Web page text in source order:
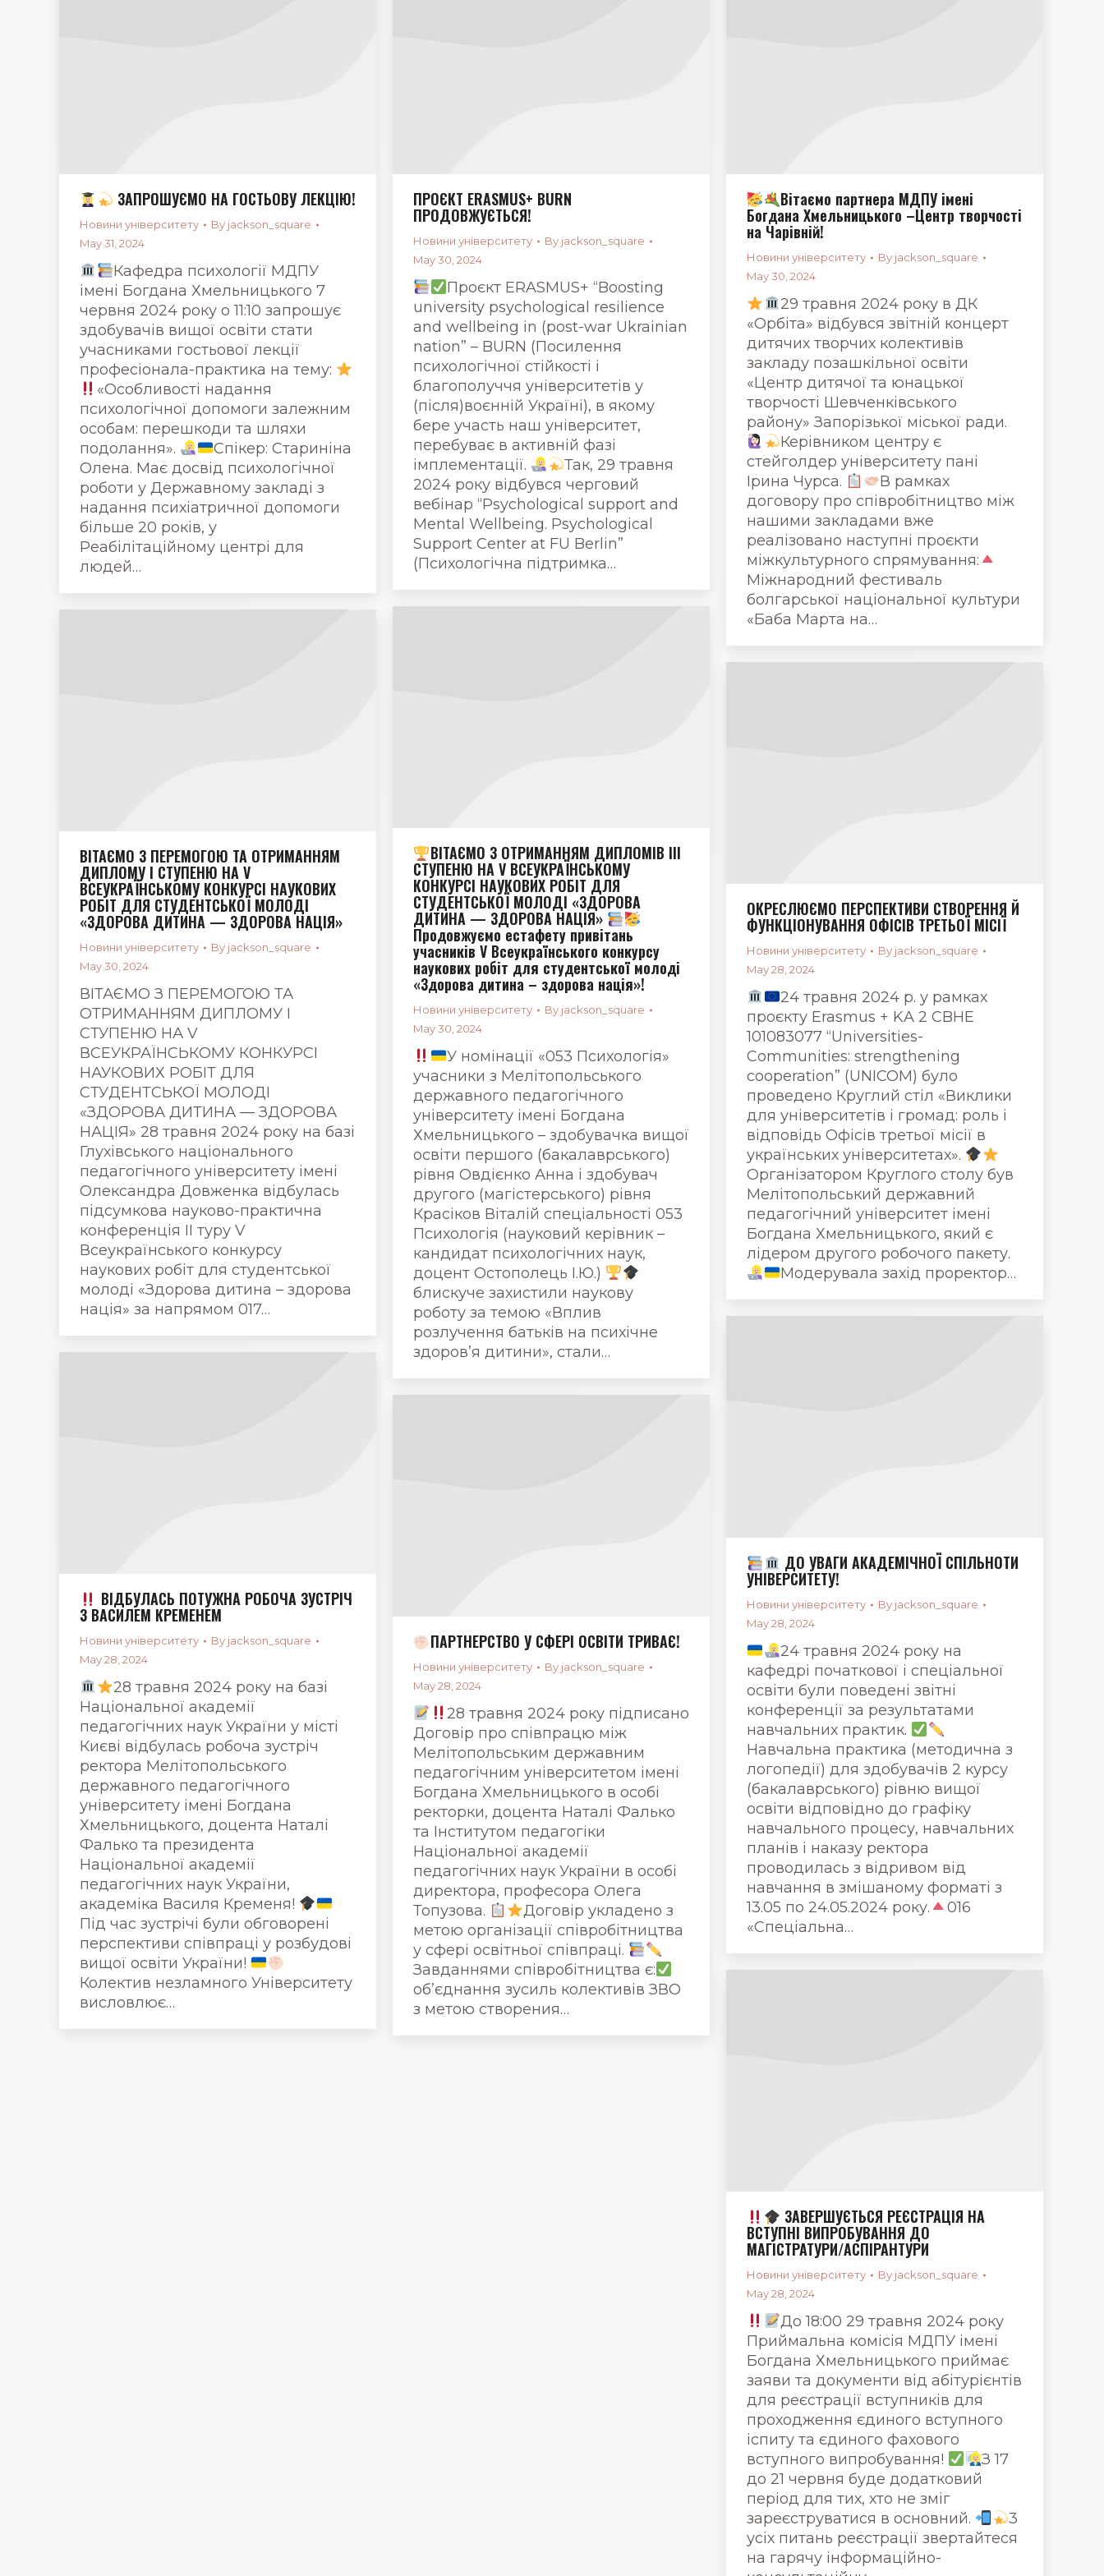
ЗАПРОШУЄМО НА ГОСТЬОВУ ЛЕКЦІЮ!
Новини університету By jackson_square
May 31, 2024
Кафедра психології МДПУ
імені Богдана Хмельницького 7
червня 2024 року о 11:10 запрошує
здобувачів вищої освіти стати
учасниками гостьової лекції
професіонала-практика на тему:
«Особливості надання
психологічної допомоги залежним
особам: перешкоди та шляхи
подолання».
Спікер: Стариніна
Олена. Має досвід психологічної
роботи у Державному закладі з
надання психіатричної допомоги
більше 20 років, у
Реабілітаційному центрі для
людей…
ПРОЄКТ ERASMUS+ BURN
ПРОДОВЖУЄТЬСЯ!
Новини університету By jackson_square
May 30, 2024
Проєкт ERASMUS+ “Boosting
university psychological resilience
and wellbeing in (post-war Ukrainian
nation” – BURN (Посилення
психологічної стійкості і
благополуччя університетів у
(після)воєнній Україні), в якому
бере участь наш університет,
перебуває в активній фазі
імплементації.
Так, 29 травня
2024 року відбувся черговий
вебінар “Psychological support and
Mental Wellbeing. Psychological
Support Center at FU Berlin”
(Психологічна підтримка…
Вітаємо партнера МДПУ імені
Богдана Хмельницького –Центр творчості
на Чарівній!
Новини університету By jackson_square
May 30, 2024
29 травня 2024 року в ДК
«Орбіта» відбувся звітній концерт
дитячих творчих колективів
закладу позашкільної освіти
«Центр дитячої та юнацької
творчості Шевченківського
району» Запорізької міської ради.
Керівником центру є
стейголдер університету пані
Ірина Чурса.
В рамках
договору про співробітництво між
нашими закладами вже
реалізовано наступні проєкти
міжкультурного спрямування:
Міжнародний фестиваль
болгарської національної культури
«Баба Марта на…
ВІТАЄМО З ОТРИМАННЯМ ДИПЛОМІВ ІІІ
СТУПЕНЮ НА V ВСЕУКРАЇНСЬКОМУ
КОНКУРСІ НАУКОВИХ РОБІТ ДЛЯ
СТУДЕНТСЬКОЇ МОЛОДІ «ЗДОРОВА
ДИТИНА — ЗДОРОВА НАЦІЯ»
Продовжуємо естафету привітань
учасників V Всеукраїнського конкурсу
наукових робіт для студентської молоді
«Здорова дитина – здорова нація»!
Новини університету By jackson_square
May 30, 2024
У номінації «053 Психологія»
учасники з Мелітопольського
державного педагогічного
університету імені Богдана
Хмельницького – здобувачка вищої
освіти першого (бакалаврського)
рівня Овдієнко Анна і здобувач
другого (магістерського) рівня
Красіков Віталій спеціальності 053
Психологія (науковий керівник –
кандидат психологічних наук,
доцент Остополець І.Ю.)
блискуче захистили наукову
роботу за темою «Вплив
розлучення батьків на психічне
здоров’я дитини», стали…
ВІТАЄМО З ПЕРЕМОГОЮ ТА ОТРИМАННЯМ
ДИПЛОМУ І СТУПЕНЮ НА V
ВСЕУКРАЇНСЬКОМУ КОНКУРСІ НАУКОВИХ
РОБІТ ДЛЯ СТУДЕНТСЬКОЇ МОЛОДІ
«ЗДОРОВА ДИТИНА — ЗДОРОВА НАЦІЯ»
Новини університету By jackson_square
May 30, 2024
ВІТАЄМО З ПЕРЕМОГОЮ ТА
ОТРИМАННЯМ ДИПЛОМУ І
СТУПЕНЮ НА V
ВСЕУКРАЇНСЬКОМУ КОНКУРСІ
НАУКОВИХ РОБІТ ДЛЯ
СТУДЕНТСЬКОЇ МОЛОДІ
«ЗДОРОВА ДИТИНА — ЗДОРОВА
НАЦІЯ» 28 травня 2024 року на базі
Глухівського національного
педагогічного університету імені
Олександра Довженка відбулась
підсумкова науково-практична
конференція ІІ туру V
Всеукраїнського конкурсу
наукових робіт для студентської
молоді «Здорова дитина – здорова
нація» за напрямом 017…
ОКРЕСЛЮЄМО ПЕРСПЕКТИВИ СТВОРЕННЯ Й
ФУНКЦІОНУВАННЯ ОФІСІВ ТРЕТЬОЇ МІСІЇ
Новини університету By jackson_square
May 28, 2024
24 травня 2024 р. у рамках
проєкту Erasmus + KA 2 CBHE
101083077 “Universities-
Communities: strengthening
cooperation” (UNICOM) було
проведено Круглий стіл «Виклики
для університетів і громад: роль і
відповідь Офісів третьої місії в
українських університетах».
Організатором Круглого столу був
Мелітопольський державний
педагогічний університет імені
Богдана Хмельницького, який є
лідером другого робочого пакету.
Модерувала захід проректор…
ДО УВАГИ АКАДЕМІЧНОЇ СПІЛЬНОТИ
УНІВЕРСИТЕТУ!
Новини університету By jackson_square
May 28, 2024
24 травня 2024 року на
кафедрі початкової і спеціальної
освіти були поведені звітні
конференції за результатами
навчальних практик.
Навчальна практика (методична з
логопедії) для здобувачів 2 курсу
(бакалаврського) рівню вищої
освіти відповідно до графіку
навчального процесу, навчальних
планів і наказу ректора
проводилась з відривом від
навчання в змішаному форматі з
13.05 по 24.05.2024 року.
016
«Спеціальна…
ВІДБУЛАСЬ ПОТУЖНА РОБОЧА ЗУСТРІЧ
З ВАСИЛЕМ КРЕМЕНЕМ
Новини університету By jackson_square
May 28, 2024
28 травня 2024 року на базі
Національної академії
педагогічних наук України у місті
Києві відбулась робоча зустріч
ректора Мелітопольського
державного педагогічного
університету імені Богдана
Хмельницького, доцента Наталі
Фалько та президента
Національної академії
педагогічних наук України,
академіка Василя Кременя!
Під час зустрічі були обговорені
перспективи співпраці у розбудові
вищої освіти України!
Колектив незламного Університету
висловлює…
ПАРТНЕРСТВО У СФЕРІ ОСВІТИ ТРИВАЄ!
Новини університету By jackson_square
May 28, 2024
28 травня 2024 року підписано
Договір про співпрацю між
Мелітопольським державним
педагогічним університетом імені
Богдана Хмельницького в особі
ректорки, доцента Наталі Фалько
та Інститутом педагогіки
Національної академії
педагогічних наук України в особі
директора, професора Олега
Топузова.
Договір укладено з
метою організації співробітництва
у сфері освітньої співпраці.
Завданнями співробітництва є:
об’єднання зусиль колективів ЗВО
з метою створения…
ЗАВЕРШУЄТЬСЯ РЕЄСТРАЦІЯ НА
ВСТУПНІ ВИПРОБУВАННЯ ДО
МАГІСТРАТУРИ/АСПІРАНТУРИ
Новини університету By jackson_square
May 28, 2024
До 18:00 29 травня 2024 року
Приймальна комісія МДПУ імені
Богдана Хмельницького приймає
заяви та документи від абітурієнтів
для реєстрації вступників для
проходження єдиного вступного
іспиту та єдиного фахового
вступного випробування!
З 17
до 21 червня буде додатковий
період для тих, хто не зміг
зареєструватися в основний.
3
усіх питань реєстрації звертайтеся
на гарячу інформаційно-